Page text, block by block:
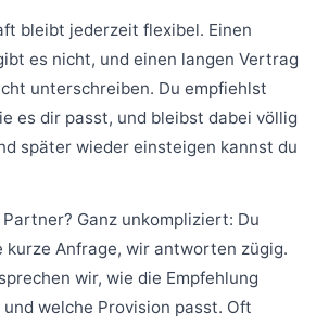
bleibt jederzeit flexibel. Einen
es nicht, und einen langen Vertrag
unterschreiben. Du empfiehlst
es dir passt, und bleibst dabei völlig
später wieder einsteigen kannst du
Ganz unkompliziert: Du
kurze Anfrage, wir antworten zügig.
wir, wie die Empfehlung
welche Provision passt. Oft